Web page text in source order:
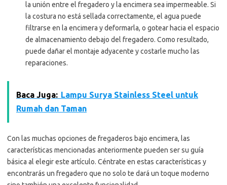
la unión entre el fregadero y la encimera sea impermeable. Si
la costura no está sellada correctamente, el agua puede
filtrarse en la encimera y deformarla, o gotear hacia el espacio
de almacenamiento debajo del fregadero. Como resultado,
puede dañar el montaje adyacente y costarle mucho las
reparaciones.
Baca Juga: Lampu Surya Stainless Steel untuk
Rumah dan Taman
Con las muchas opciones de fregaderos bajo encimera, las
características mencionadas anteriormente pueden ser su guía
básica al elegir este artículo. Céntrate en estas características y
encontrarás un fregadero que no solo te dará un toque moderno